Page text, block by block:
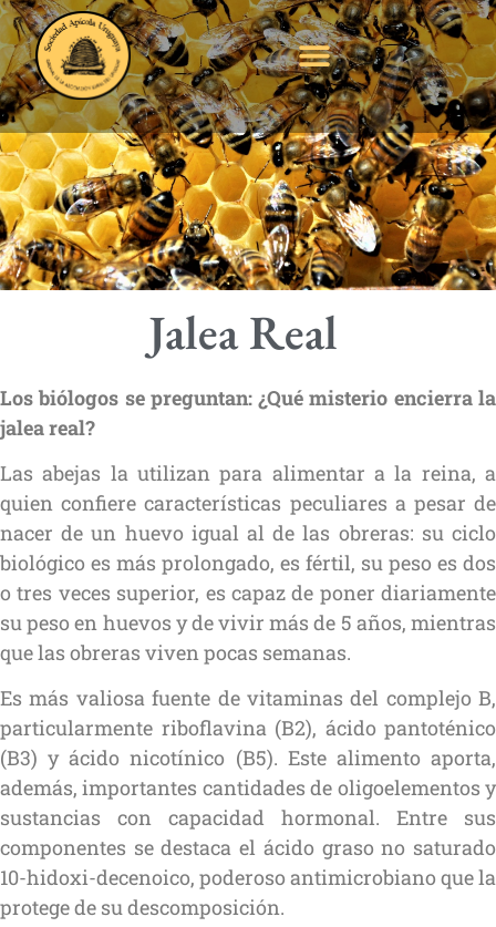
Jalea Real
Jalea Real
Los biólogos se preguntan: ¿Qué misterio encierra la
jalea real?
Las abejas la utilizan para alimentar a la reina, a
quien confiere características peculiares a pesar de
nacer de un huevo igual al de las obreras: su ciclo
biológico es más prolongado, es fértil, su peso es dos
o tres veces superior, es capaz de poner diariamente
su peso en huevos y de vivir más de 5 años, mientras
que las obreras viven pocas semanas.
Es más valiosa fuente de vitaminas del complejo B,
particularmente riboflavina (B2), ácido pantoténico
(B3) y ácido nicotínico (B5). Este alimento aporta,
además, importantes cantidades de oligoelementos y
sustancias con capacidad hormonal. Entre sus
componentes se destaca el ácido graso no saturado
10-hidoxi-decenoico, poderoso antimicrobiano que la
protege de su descomposición.